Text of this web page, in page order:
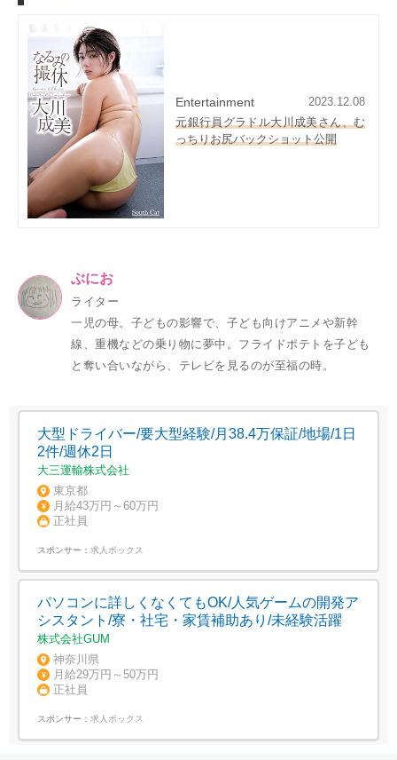
Entertainment
2023.12.08
元銀行員グラドル大川成美さん、む
っちりお尻バックショット公開
ぶにお
ライター
一児の母。子どもの影響で、子ども向けアニメや新幹
線、重機などの乗り物に夢中。フライドポテトを子ども
と奪い合いながら、テレビを見るのが至福の時。
大型ドライバー/要大型経験/月38.4万保証/地場/1日
2件/週休2日
大三運輸株式会社
東京都
月給43万円～60万円
正社員
スポンサー： 求人ボックス
パソコンに詳しくなくてもOK/人気ゲームの開発ア
シスタント/寮・社宅・家賃補助あり/未経験活躍
株式会社GUM
神奈川県
月給29万円～50万円
正社員
スポンサー： 求人ボックス